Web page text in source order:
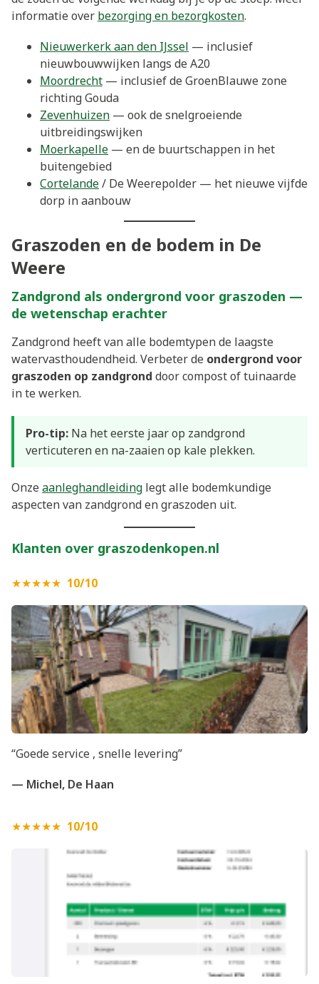
informatie over bezorging en bezorgkosten.
Nieuwerkerk aan den IJssel — inclusief
nieuwbouwwijken langs de A20
Moordrecht — inclusief de GroenBlauwe zone
richting Gouda
Zevenhuizen — ook de snelgroeiende
uitbreidingswijken
Moerkapelle — en de buurtschappen in het
buitengebied
Cortelande/ De Weerepolder — het nieuwe vijfde
dorp in aanbouw
Graszoden en de bodem in De
Weere
Zandgrond als ondergrond voor graszoden —
de wetenschap erachter
Zandgrond heeft van alle bodemtypen de laagste
watervasthoudendheid. Verbeter de ondergrond voor
graszoden op zandgrond door compost of tuinaarde
in te werken.
Pro-tip: Na het eerste jaar op zandgrond
verticuteren en na-zaaien op kale plekken.
Onzeaanleghandleiding legt alle bodemkundige
aspecten van zandgrond en graszoden uit.
Klanten over graszodenkopen.nl
★★★★★ 10/10
“Goede service , snelle levering”
— Michel, De Haan
★★★★★ 10/10